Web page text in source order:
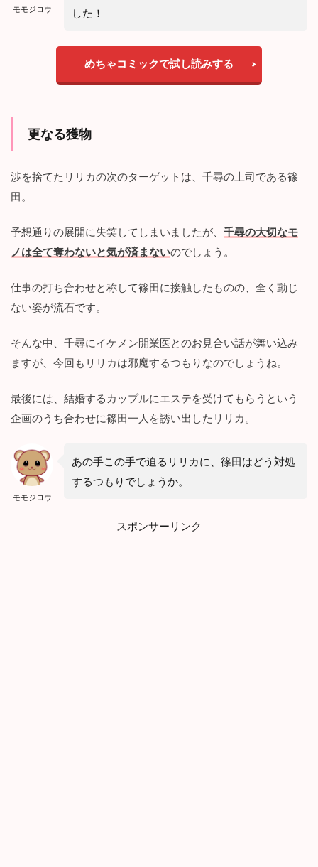
モモジロウ
した！
めちゃコミックで試し読みする
更なる獲物
渉を捨てたリリカの次のターゲットは、千尋の上司である篠
田。
予想通りの展開に失笑してしまいましたが、 千尋の大切なモ
ノは全て奪わないと気が済まないのでしょう。
仕事の打ち合わせと称して篠田に接触したものの、全く動じ
ない姿が流石です。
そんな中、千尋にイケメン開業医とのお見合い話が舞い込み
ますが、今回もリリカは邪魔するつもりなのでしょうね。
最後には、結婚するカップルにエステを受けてもらうという
企画のうち合わせに篠田一人を誘い出したリリカ。
モモジロウ
あの手この手で迫るリリカに、篠田はどう対処
するつもりでしょうか。
スポンサーリンク